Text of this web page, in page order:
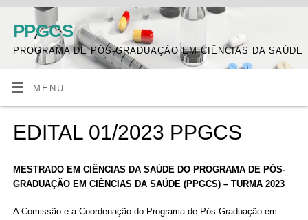
PPGCS
PROGRAMA DE PÓS-GRADUAÇÃO EM CIÊNCIAS DA SAÚDE
MENU
EDITAL 01/2023 PPGCS
MESTRADO EM CIÊNCIAS DA SAÚDE DO PROGRAMA DE PÓS-
GRADUAÇÃO EM CIÊNCIAS DA SAÚDE (PPGCS) – TURMA 2023
A Comissão e a Coordenação do Programa de Pós-Graduação em